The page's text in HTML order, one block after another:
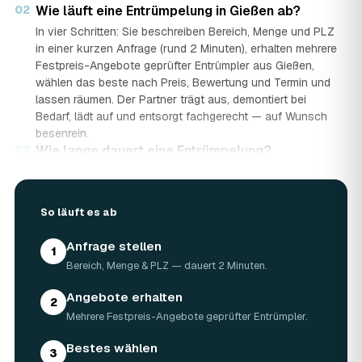
02 Wie läuft eine Entrümpelung in Gießen ab?
In vier Schritten: Sie beschreiben Bereich, Menge und PLZ
in einer kurzen Anfrage (rund 2 Minuten), erhalten mehrere
Festpreis-Angebote geprüfter Entrümpler aus Gießen,
wählen das beste nach Preis, Bewertung und Termin und
lassen räumen. Der Partner trägt aus, demontiert bei
Bedarf, lädt auf und entsorgt fachgerecht — auf Wunsch
besenrein.
Wie lange dauert eine Entrümpelung?
eine komplette Wohnung oder ein Haus in Gießen kann
schon innerhalb weniger Tage, bei akuten Fällen wie einer
Messie-Wohnung auch kurzfristig.
Welche Gegenstände werden bei der
Entrümpelung entsorgt?
Mitgenommen wird praktisch der gesamte Hausrat: Möbel,
sowie Keller- und Dachbodengerümpel. Sondermüll und
So läuft es ab
1 Anfrage stellen
Bereich, Menge & PLZ — dauert 2 Minuten.
2 Angebote erhalten
Mehrere Festpreis-Angebote geprüfter Entrümpler.
3 Bestes wählen